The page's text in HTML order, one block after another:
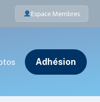
Espace Membres
Adhésion